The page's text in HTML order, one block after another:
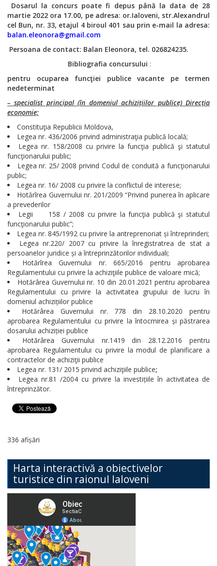
Dosarul la concurs poate fi depus până la data de 28
martie 2022 ora 17.00, pe adresa: or.Ialoveni, str.Alexandrul
cel Bun, nr. 33, etajul 4 biroul 401 sau prin e-mail la adresa:
balan.eleonora@gmail.com
Persoana de contact: Balan Eleonora, tel. 026824235.
Bibliografia concursului :
pentru ocuparea funcţiei publice vacante pe termen
nedeterminat
– specialist principal (în domeniul achizițiilor publice) Direcția
economie;
Constituţia Republicii Moldova,
Legea nr. 436/2006 privind administraţia publică locală;
Legea nr. 158/2008 cu privire la funcţia publică şi statutul
funcţionarului public;
Legea nr. 25/ 2008 privind Codul de conduită a funcţionarului
public;
Legea nr. 16/ 2008 cu privire la conflictul de interese;
Hotărîrea Guvernului nr. 201/2009 “Privind punerea în aplicare
a prevederilor
Legii 158 / 2008 cu privire la funcţia publică şi statutul
funcţionarului public”;
Legea nr. 845/1992 cu privire la antreprenoriat și întreprinderi;
Legea nr.220/ 2007 cu privire la înregistratrea de stat a
persoanelor juridice și a întreprinzătorilor individuali;
Hotărîrea Guvernului nr. 665/2016 pentru aprobarea
Regulamentului cu privire la achiziţiile publice de valoare mică;
Hotărârea Guvernului nr. 10 din 20.01.2021 pentru aprobarea
Regulamentului cu privire la activitatea grupului de lucru în
domeniul achizițiilor publice
Hotărârea Guvernului nr. 778 din 28.10.2020 pentru
aprobarea Regulamentului cu privire la întocmirea și păstrarea
dosarului achiziției publice
Hotărârea Guvernului nr.1419 din 28.12.2016 pentru
aprobarea Regulamentului cu privire la modul de planificare a
contractelor de achiziţii publice
Legea nr. 131/ 2015 privind achiziţiile publice;
Legea nr.81 /2004 cu privire la investițiile în activitatea de
întreprinzător.
336 afișări
Harta interactivă a obiectivelor
turistice din raionul Ialoveni